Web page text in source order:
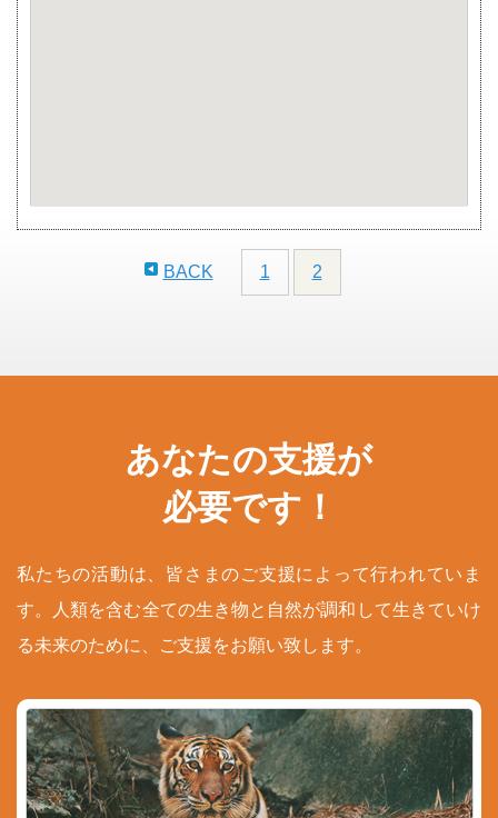
BACK 1 2
あなたの支援が
必要です！
私たちの活動は、皆さまのご支援によって行われていま
す。人類を含む全ての生き物と自然が調和して生きていけ
る未来のために、ご支援をお願い致します。